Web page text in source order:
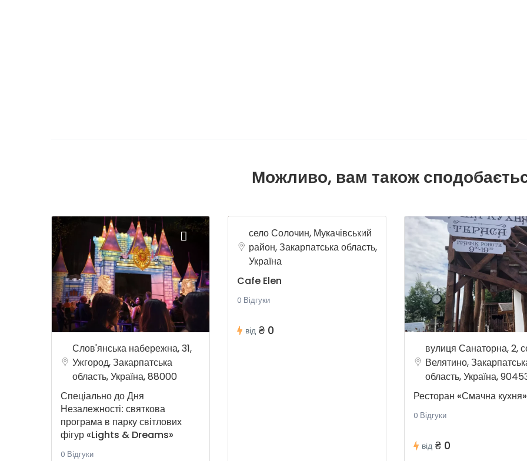
Можливо, вам також
Слов'янська набережна, 31,
Ужгород, Закарпатська
область, Україна, 88000
Спеціально до Дня
Незалежності: святкова
програма в парку світлових
фігур «Lights & Dreams»
0 Відгуки
село Солочин, Мукачівський
район, Закарпатська область,
Україна
Cafe Elen
0 Відгуки
від ₴ 0
вулиця Санаторна, 2,
Велятино,
область, Україна,
Ресторан «Смачна кухня»
0 Відгуки
від ₴ 0